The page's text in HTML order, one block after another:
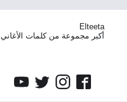
Elteeta
أكبر مجموعة من كلمات الأغاني